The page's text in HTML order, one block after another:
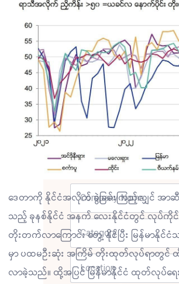
ဒေတာကို နိုင်ငံအလိုက် ခွဲခြမ်းကြည့်လျှင် အ
သည့် ခုနစ်နိုင်ငံ အနက် လေးနိုင်ငံတွင် လုပ်ကိုင်မှု
တိုးတက်လာကြောင်း တွေ့ နိုင်ပြီး မြန်မာနို
မှာ ပထမဦးဆုံး အကြိမ် တိုးထုတ်လုပ်ရာတွင် ထိ
လာခဲ့သည်။ ထို့အပြင် မြန်မာနိုင်ငံ ထုတ်လုပ်ရ